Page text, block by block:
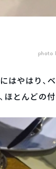
photo
はやはり、
ほとんどの